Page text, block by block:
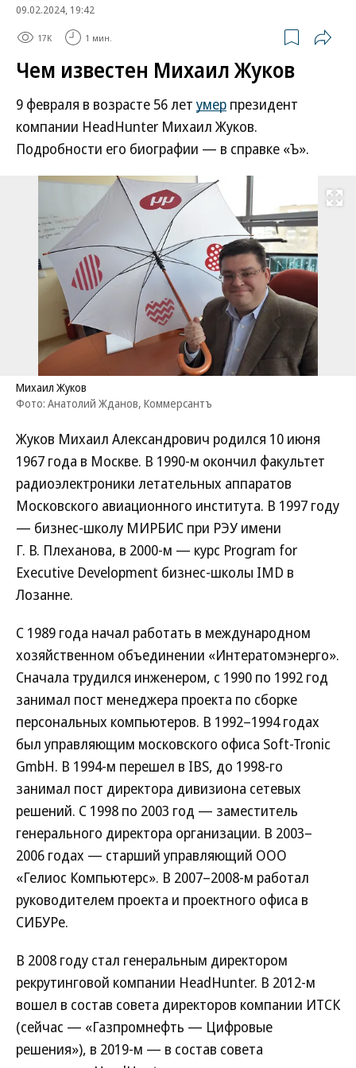
09.02.2024, 19:42
17K 1 мин.
Чем известен Михаил Жуков
9 февраля в возрасте 56 лет умер президент
компании HeadHunter Михаил Жуков.
Подробности его биографии — в справке «Ъ».
Развернуть
Михаил Жуков
Фото: Анатолий Жданов, Коммерсантъ
Жуков Михаил Александрович родился 10 июня
1967 года в Москве. В 1990-м окончил факультет
радиоэлектроники летательных аппаратов
Московского авиационного института. В 1997 году
— бизнес-школу МИРБИС при РЭУ имени
Г. В. Плеханова, в 2000-м — курс Program for
Executive Development бизнес-школы IMD в
Лозанне.
С 1989 года начал работать в международном
хозяйственном объединении «Интератомэнерго».
Сначала трудился инженером, с 1990 по 1992 год
занимал пост менеджера проекта по сборке
персональных компьютеров. В 1992–1994 годах
был управляющим московского офиса Soft-Tronic
GmbH. В 1994-м перешел в IBS, до 1998-го
занимал пост директора дивизиона сетевых
решений. С 1998 по 2003 год — заместитель
генерального директора организации. В 2003–
2006 годах — старший управляющий ООО
«Гелиос Компьютерс». В 2007–2008-м работал
руководителем проекта и проектного офиса в
СИБУРе.
В 2008 году стал генеральным директором
рекрутинговой компании HeadHunter. В 2012-м
вошел в состав совета директоров компании ИТСК
(сейчас — «Газпромнефть — Цифровые
решения»), в 2019-м — в состав совета